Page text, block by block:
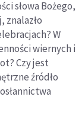
słowa Bożego,
znalazło
W
wiernych i
Czy jest
źródło